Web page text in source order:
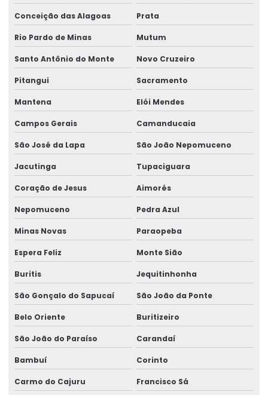
Sensor anti colisão ponte rolante
Serviço De Manutenção Preventiva
Serviço De Montagem De Elevadores De Carga
Serviço De Reforma De Pontes Rolantes
Serviços Especializados Em Reforma De Pontes Rolantes
Sinalizador áudio visual
Sistema De Içamento Com Trole Motorizado
Talha De Cabo De Aço Eletrônica
Talha De Cinta Aço Carbono
Talha De Cinta Elétrica Aço Carbono Versátil
Talha Elétrica
Talha Elétrica 125 Kg A 5 Toneladas
Talha Elétrica Aço Carbono
Talha Elétrica Aço Inox
Talha Elétrica Aço Inox Para Setores Críticos
Conceição das Alagoas Prata
Rio Pardo de Minas Mutum
Santo Antônio do Monte Novo Cruzeiro
Pitangui Sacramento
Mantena Elói Mendes
Campos Gerais Camanducaia
São José da Lapa São João Nepomuceno
Jacutinga Tupaciguara
Coração de Jesus Aimorés
Nepomuceno Pedra Azul
Minas Novas Paraopeba
Espera Feliz Monte Sião
Buritis Jequitinhonha
São Gonçalo do Sapucaí São João da Ponte
Belo Oriente Buritizeiro
São João do Paraíso Carandaí
Bambuí Corinto
Carmo do Cajuru Francisco Sá